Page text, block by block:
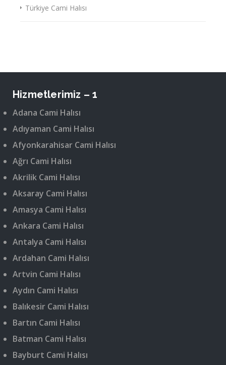
Türkiye Cami Halısı
Hizmetlerimiz – 1
Adana Cami Halısı
Adıyaman Cami Halısı
Afyonkarahisar Cami Halısı
Ağrı Cami Halısı
Akrilik Cami Halısı
Aksaray Cami Halısı
Amasya Cami Halısı
Ankara Cami Halısı
Antalya Cami Halısı
Ardahan Cami Halısı
Artvin Cami Halısı
Aydın Cami Halısı
Balıkesir Cami Halısı
Bartın Cami Halısı
Batman Cami Halısı
Bayburt Cami Halısı